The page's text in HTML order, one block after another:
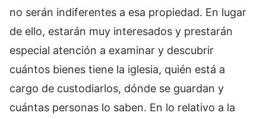
no serán indiferentes a esa propiedad. En lugar
de ello, estarán muy interesados y prestarán
especial atención a examinar y descubrir
cuántos bienes tiene la iglesia, quién está a
cargo de custodiarlos, dónde se guardan y
cuántas personas lo saben. En lo relativo a la